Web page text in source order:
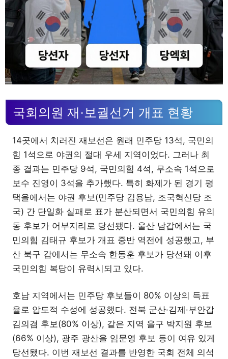
국회의원 재·보궐선거 개표 현황
14곳에서 치러진 재보선은 원래 민주당 13석, 국민의
힘 1석으로 야권의 절대 우세 지역이었다. 그러나 최
종 결과는 민주당 9석, 국민의힘 4석, 무소속 1석으로
보수 진영이 3석을 추가했다. 특히 화제가 된 경기 평
택을에서는 야권 후보(민주당 김용남, 조국혁신당 조
국) 간 단일화 실패로 표가 분산되면서 국민의힘 유의
동 후보가 어부지리로 당선됐다. 울산 남갑에서는 국
민의힘 김태규 후보가 개표 중반 역전에 성공했고, 부
산 북구 갑에서는 무소속 한동훈 후보가 당선돼 이후
국민의힘 복당이 유력시되고 있다.
호남 지역에서는 민주당 후보들이 80% 이상의 득표
율로 압도적 수성에 성공했다. 전북 군산·김제·부안갑
김의겸 후보(80% 이상), 같은 지역 을구 박지원 후보
(66% 이상), 광주 광산을 임문영 후보 등이 여유 있게
당선됐다. 이번 재보선 결과를 반영한 국회 전체 의석